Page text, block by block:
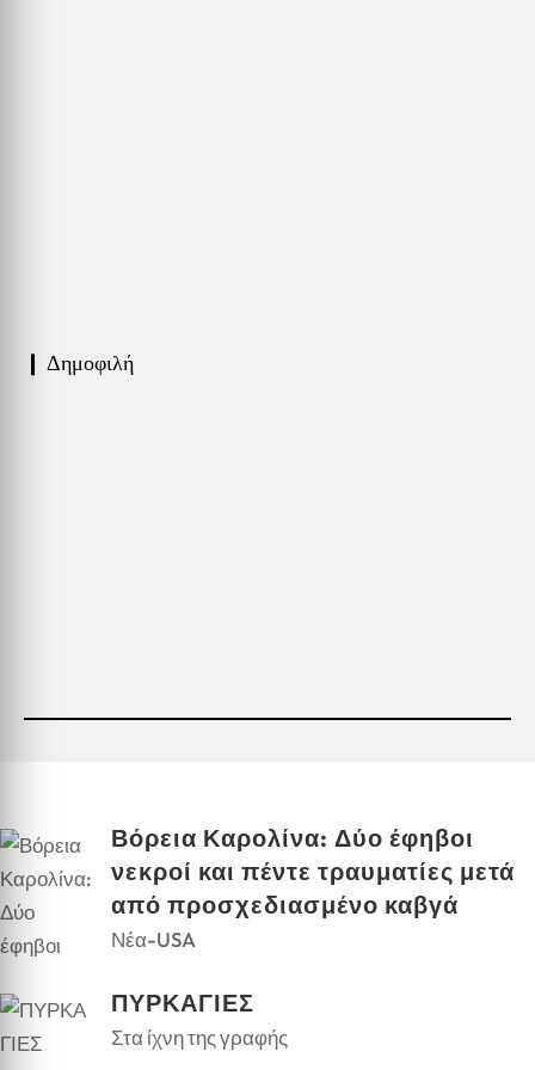
❙ Δημοφιλή
Βόρεια Καρολίνα: Δύο έφηβοι
νεκροί και πέντε τραυματίες μετά
από προσχεδιασμένο καβγά
Νέα-USA
ΠΥΡΚΑΓΙΕΣ
Στα ίχνη της γραφής